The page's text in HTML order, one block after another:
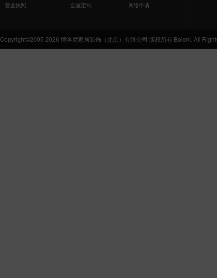
营业执照
全屋定制
网络申请
Copyright©2005-2026 博洛尼家居装饰（北京）有限公司 版权所有 Boloni. All